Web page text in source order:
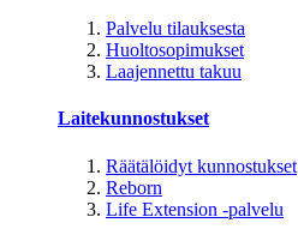
Palvelu tilauksesta
Huoltosopimukset
Laajennettu takuu
Laitekunnostukset
Räätälöidyt kunnostukset
Reborn
Life Extension -palvelu